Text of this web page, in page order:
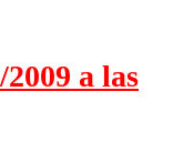
a las